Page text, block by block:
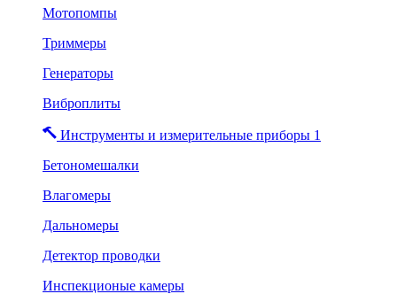
Мотопомпы
Триммеры
Генераторы
Виброплиты
Инструменты и измерительные приборы 1
Бетономешалки
Влагомеры
Дальномеры
Детектор проводки
Инспекционые камеры